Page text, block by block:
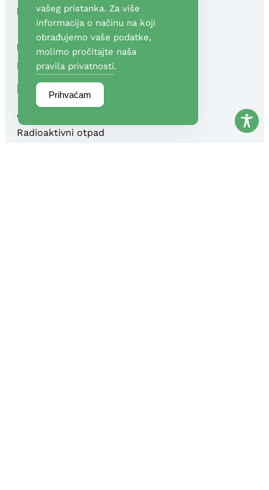
Fax: +385(0)1 3090 710
Email: info@fond-nek.hr ,
press@fond-nek.hr
Izbornik
Centar
Radioaktivni otpad
vašeg pristanka. Za više
informacija o načinu na koji
obrađujemo vaše podatke,
molimo pročitajte naša
pravila privatnosti.
Prihvaćam